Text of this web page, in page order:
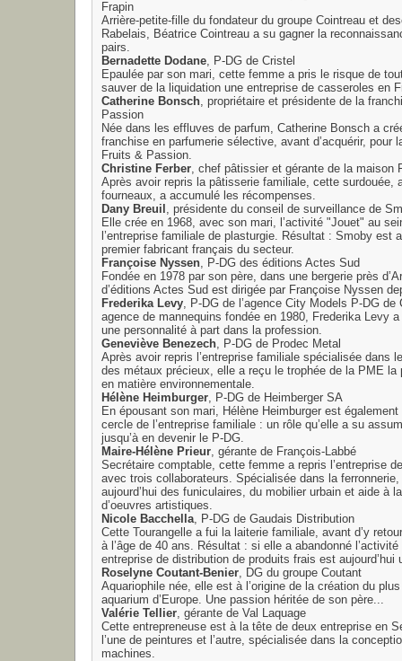
Frapin
Arrière-petite-fille du fondateur du groupe Cointreau et
Rabelais, Béatrice Cointreau a su gagner la
pairs.
Bernadette Dodane, P-DG de Cristel
Epaulée par son mari, cette femme a pris le risque de
sauver de la liquidation une entreprise de casseroles en
Catherine Bonsch, propriétaire et présidente de la
Passion
Née dans les effluves de parfum, Catherine Bonsch a
franchise en parfumerie sélective, avant d’acquérir, pour
Fruits & Passion.
Christine Ferber, chef pâtissier et gérante de la maison
Après avoir repris la pâtisserie familiale, cette surdouée,
fourneaux, a accumulé les récompenses.
Dany Breuil , présidente du conseil de surveillance de
Elle crée en 1968, avec son mari, l’activité "Jouet" au
l’entreprise familiale de plasturgie. Résultat : Smoby est
premier fabricant français du secteur.
Françoise Nyssen, P-DG des éditions Actes Sud
Fondée en 1978 par son père, dans une bergerie près
d’éditions Actes Sud est dirigée par Françoise Nyssen
Frederika Levy, P-DG de l’agence City Models P-DG de
agence de mannequins fondée en 1980, Frederika Levy
une personnalité à part dans la profession.
Geneviève Benezech, P-DG de Prodec Metal
Après avoir repris l’entreprise familiale spécialisée dans
des métaux précieux, elle a reçu le trophée de la PME la
en matière environnementale.
Hélène Heimburger, P-DG de Heimberger SA
En épousant son mari, Hélène Heimburger est
cercle de l’entreprise familiale : un rôle qu’elle a su
jusqu’à en devenir le P-DG.
Maire-Hélène Prieur, gérante de François-Labbé
Secrétaire comptable, cette femme a repris l’entreprise
avec trois collaborateurs. Spécialisée dans la
aujourd’hui des funiculaires, du mobilier urbain et aide à
d’oeuvres artistiques.
Nicole Bacchella, P-DG de Gaudais Distribution
Cette Tourangelle a fui la laiterie familiale, avant d’y
à l’âge de 40 ans. Résultat : si elle a abandonné
entreprise de distribution de produits frais est aujourd’hui
Roselyne Coutant-Benier, DG du groupe Coutant
Aquariophile née, elle est à l’origine de la création du
aquarium d’Europe. Une passion héritée de son père...
Valérie Tellier, gérante de Val Laquage
Cette entrepreneuse est à la tête de deux entreprise en
l’une de peintures et l’autre, spécialisée dans la
machines.